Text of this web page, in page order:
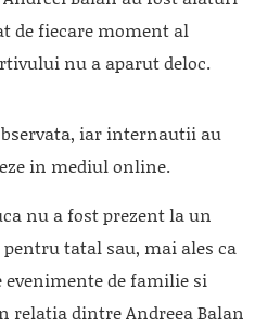
de fiecare moment al
nu a aparut deloc.
iar internautii au
in mediul online.
nu a fost prezent la un
tatal sau, mai ales ca
de familie si
relatia dintre Andreea Balan